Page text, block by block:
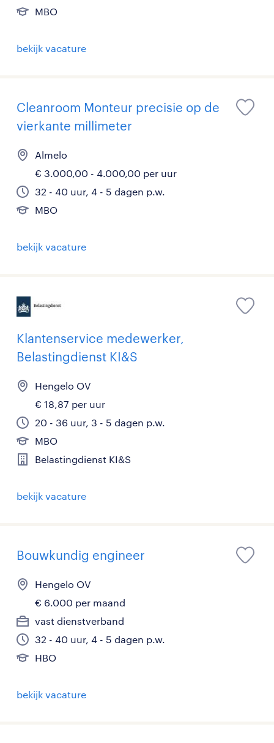
MBO
bekijk vacature
Cleanroom Monteur precisie op de
vierkante millimeter
Almelo
€ 3.000,00 - 4.000,00 per uur
32 - 40 uur, 4 - 5 dagen p.w.
MBO
bekijk vacature
Klantenservice medewerker,
Belastingdienst KI&S
Hengelo OV
€ 18,87 per uur
20 - 36 uur, 3 - 5 dagen p.w.
MBO
Belastingdienst KI&S
bekijk vacature
Bouwkundig engineer
Hengelo OV
€ 6.000 per maand
vast dienstverband
32 - 40 uur, 4 - 5 dagen p.w.
HBO
bekijk vacature